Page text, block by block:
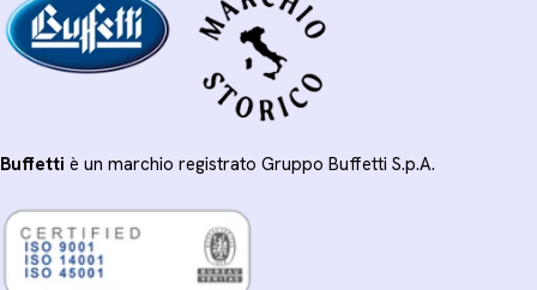
Buffetti è un marchio registrato Gruppo Buffetti S.p.A.